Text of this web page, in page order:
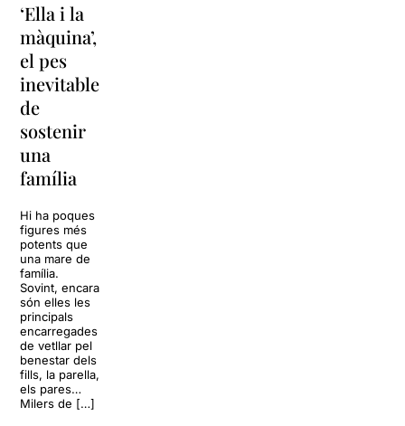
‘Ella i la
màquina’,
el pes
inevitable
de
sostenir
una
família
Hi ha poques
figures més
potents que
una mare de
família.
Sovint, encara
són elles les
principals
encarregades
de vetllar pel
benestar dels
fills, la parella,
els pares…
Milers de […]